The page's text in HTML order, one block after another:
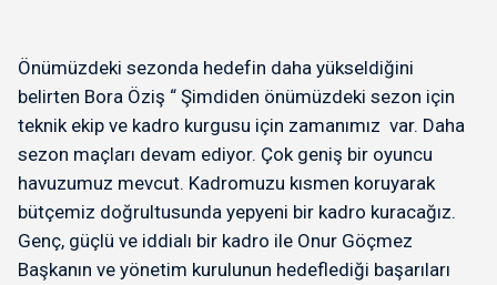
Önümüzdeki sezonda hedefin daha yükseldiğini
belirten Bora Öziş “ Şimdiden önümüzdeki sezon için
teknik ekip ve kadro kurgusu için zamanımız var. Daha
sezon maçları devam ediyor. Çok geniş bir oyuncu
havuzumuz mevcut. Kadromuzu kısmen koruyarak
bütçemiz doğrultusunda yepyeni bir kadro kuracağız.
Genç, güçlü ve iddialı bir kadro ile Onur Göçmez
Başkanın ve yönetim kurulunun hedeflediği başarıları